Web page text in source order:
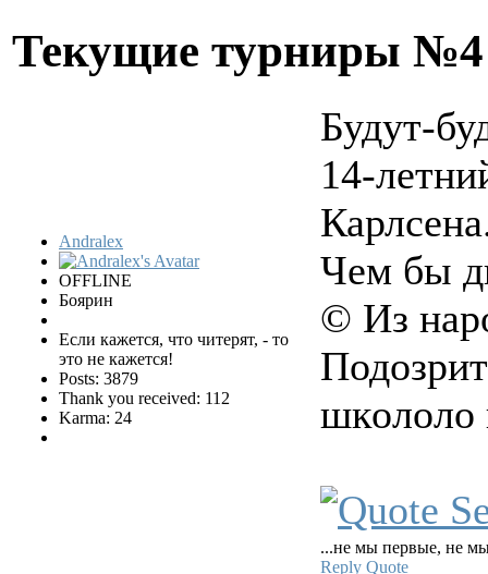
Текущие турниры
Andralex
OFFLINE
Боярин
Если кажется, что читерят, - то
это не кажется!
Posts: 3879
Thank you received: 112
Karma: 24
Будут-
14-
Чем бы
© Из
шкoлoло
...не мы первые, не
Reply Quote